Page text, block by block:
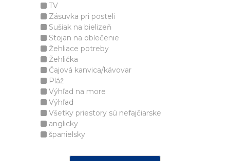
TV
Zásuvka pri posteli
Sušiak na bielizeň
Stojan na oblečenie
Žehliace potreby
Žehlička
Čajová kanvica/kávovar
Pláž
Výhľad na more
Výhľad
Všetky priestory sú nefajčiarske
anglicky
španielsky